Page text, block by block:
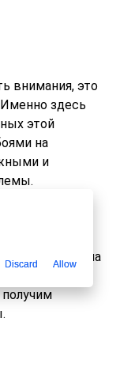
внимания, это
здесь
этой
на
и
обои
на стыках.
Для этого
друг на
Если
получим
Discard Allow